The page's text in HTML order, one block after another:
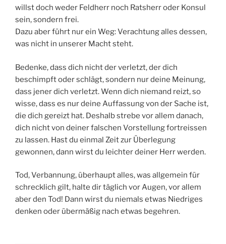
willst doch weder Feldherr noch Ratsherr oder Konsul
sein, sondern frei.
Dazu aber führt nur ein Weg: Verachtung alles dessen,
was nicht in unserer Macht steht.
Bedenke, dass dich nicht der verletzt, der dich
beschimpft oder schlägt, sondern nur deine Meinung,
dass jener dich verletzt. Wenn dich niemand reizt, so
wisse, dass es nur deine Auffassung von der Sache ist,
die dich gereizt hat. Deshalb strebe vor allem danach,
dich nicht von deiner falschen Vorstellung fortreissen
zu lassen. Hast du einmal Zeit zur Überlegung
gewonnen, dann wirst du leichter deiner Herr werden.
Tod, Verbannung, überhaupt alles, was allgemein für
schrecklich gilt, halte dir täglich vor Augen, vor allem
aber den Tod! Dann wirst du niemals etwas Niedriges
denken oder übermäßig nach etwas begehren.